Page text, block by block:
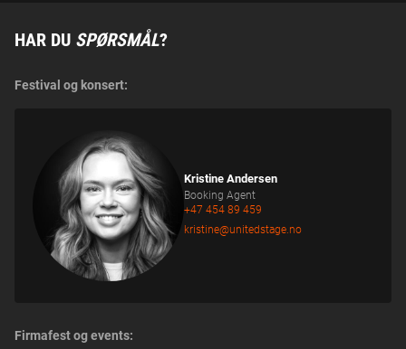
HAR DU SPØRSMÅL?
Festival og konsert:
Kristine Andersen
Booking Agent
+47 454 89 459
kristine@unitedstage.no
Firmafest og events: